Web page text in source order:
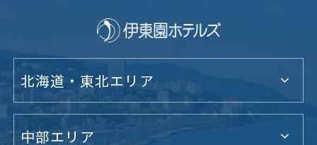
北海道・東北エリア
中部エリア